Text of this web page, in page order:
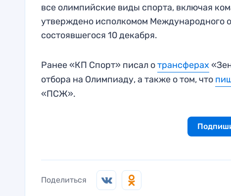
все олимпийские виды спорта, включая
утверждено исполкомом Международного
состоявшегося 10 декабря.
Ранее «КП Спорт» писал отрансферах
отбора на Олимпиаду, а также о том, что
«ПСЖ».
Поделиться